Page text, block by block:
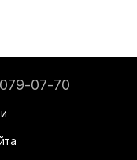
07-70